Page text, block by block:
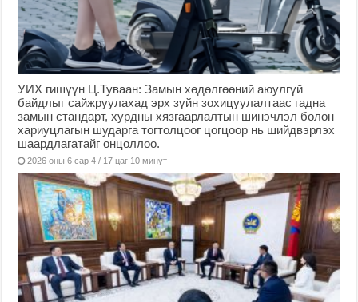
УИХ гишүүн Ц.Туваан: Замын хөдөлгөөний аюулгүй
байдлыг сайжруулахад эрх зүйн зохицуулалтаас гадна
замын стандарт, хурдны хязгаарлалтын шинэчлэл болон
хариуцлагын шударга тогтолцоог цогцоор нь шийдвэрлэх
шаардлагатайг онцоллоо.
2026 оны 6 сар 4 / 17 цаг 10 минут